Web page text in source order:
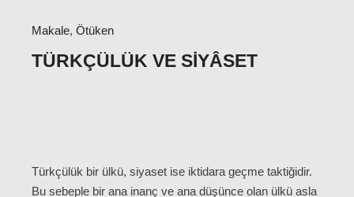
Makale, Ötüken
TÜRKÇÜLÜK VE SIYÂSET
Türkçülük bir ülkü, siyaset ise iktidara geçme taktiğidir.
Bu sebeple bir ana inanç ve ana düşünce olan ülkü asla